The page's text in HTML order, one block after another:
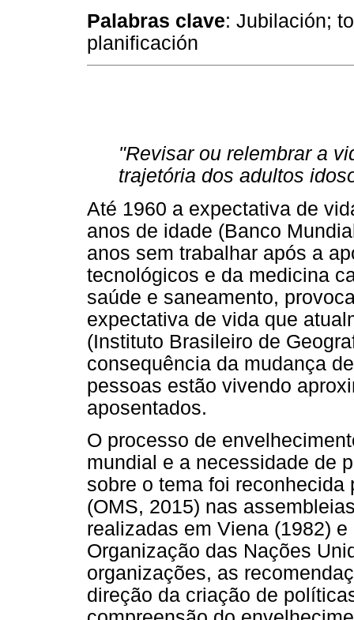
Palabras clave: Jubilación;
planificación
"Revisar ou relembrar a
trajetória dos adultos
Até 1960 a expectativa de
anos de idade (Banco
anos sem trabalhar após a
tecnológicos e da medicina
saúde e saneamento,
expectativa de vida que
(Instituto Brasileiro de
consequência da mudança
pessoas estão vivendo
aposentados.
O processo de
mundial e a necessidade de
sobre o tema foi
(OMS, 2015) nas
realizadas em Viena (1982)
Organização das Nações
organizações, as
direção da criação de